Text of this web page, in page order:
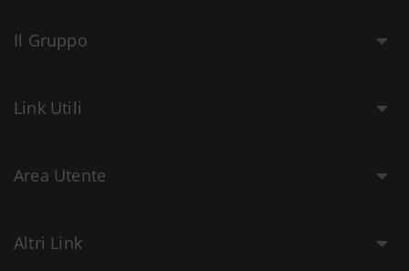
Il Gruppo
Link Utili
Area Utente
Altri Link